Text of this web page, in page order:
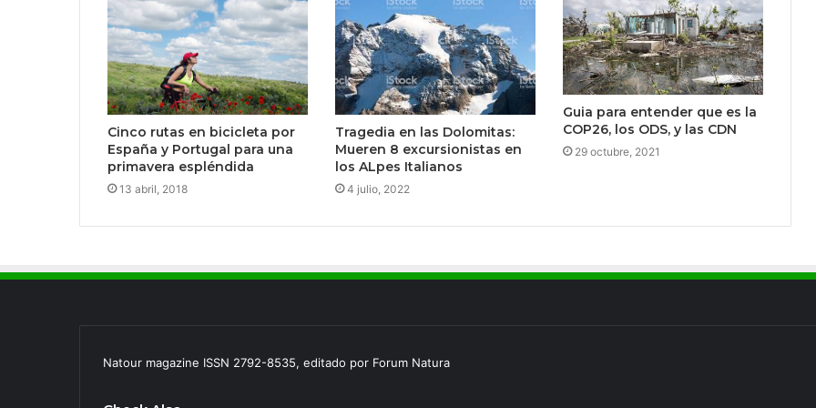
Cinco rutas en bicicleta por
España y Portugal para una
primavera espléndida
13 abril, 2018
Tragedia en las Dolomitas:
Mueren 8 excursionistas en
los ALpes Italianos
4 julio, 2022
Guia para entender que es la
COP26, los ODS, y las CDN
29 octubre, 2021
Natour magazine ISSN 2792-8535, editado por Forum Natura